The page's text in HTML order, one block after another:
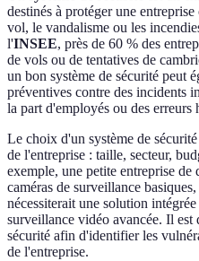
destinés à protéger une
vol, le vandalisme ou les
l'INSEE, près de 60 % des
de vols ou de tentatives de
un bon système de sécurité peut
préventives contre des incidents
la part d'employés ou des erreurs
Le choix d'un système de
de l'entreprise : taille, secteur,
exemple, une petite entreprise
caméras de surveillance
nécessiterait une solution
surveillance vidéo avancée. Il
sécurité afin d'identifier les
de l'entreprise.